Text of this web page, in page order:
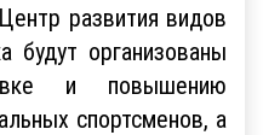
развития видов
будут организованы
и повышению
спортсменов, а